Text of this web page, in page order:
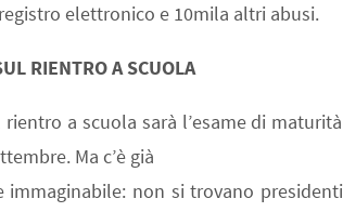
elettronico e 10mila altri abusi.
RIENTRO A SCUOLA
a scuola sarà l’esame di
Ma c’è già
non si trovano